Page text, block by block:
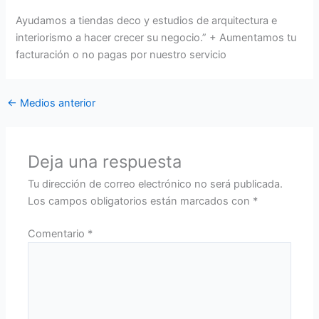
Ayudamos a tiendas deco y estudios de arquitectura e
interiorismo a hacer crecer su negocio.” + Aumentamos tu
facturación o no pagas por nuestro servicio
← Medios anterior
Deja una respuesta
Tu dirección de correo electrónico no será publicada.
Los campos obligatorios están marcados con *
Comentario *